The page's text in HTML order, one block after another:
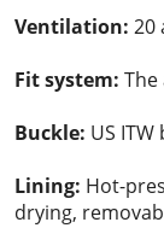
Ventilation: 20
Fit system:
Buckle: US
Lining: Hot-
drying,